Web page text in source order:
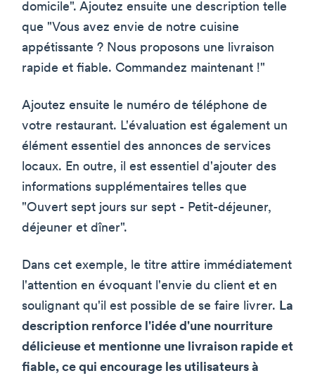
domicile". Ajoutez ensuite une description telle
que "Vous avez envie de notre cuisine
appétissante ? Nous proposons une livraison
rapide et fiable. Commandez maintenant !"
Ajoutez ensuite le numéro de téléphone de
votre restaurant. L'évaluation est également un
élément essentiel des annonces de services
locaux. En outre, il est essentiel d'ajouter des
informations supplémentaires telles que
"Ouvert sept jours sur sept - Petit-déjeuner,
déjeuner et dîner".
Dans cet exemple, le titre attire immédiatement
l'attention en évoquant l'envie du client et en
soulignant qu'il est possible de se faire livrer. La
description renforce l'idée d'une nourriture
délicieuse et mentionne une livraison rapide et
fiable, ce qui encourage les utilisateurs à